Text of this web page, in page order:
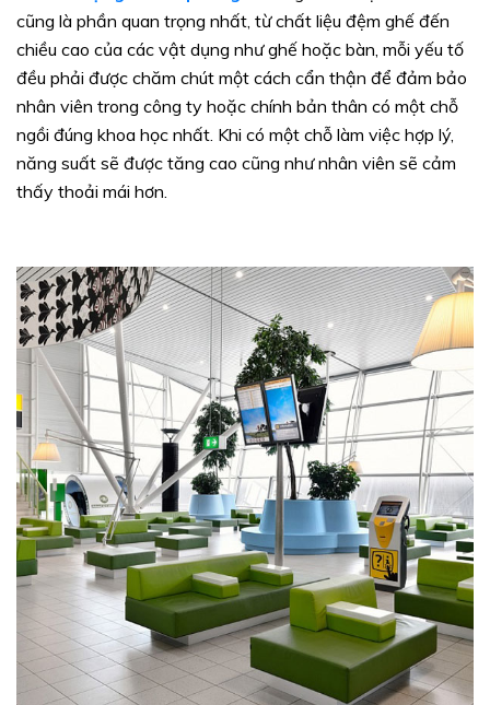
cũng là phần quan trọng nhất, từ chất liệu đệm ghế đến
chiều cao của các vật dụng như ghế hoặc bàn, mỗi yếu tố
đều phải được chăm chút một cách cẩn thận để đảm bảo
nhân viên trong công ty hoặc chính bản thân có một chỗ
ngồi đúng khoa học nhất. Khi có một chỗ làm việc hợp lý,
năng suất sẽ được tăng cao cũng như nhân viên sẽ cảm
thấy thoải mái hơn.